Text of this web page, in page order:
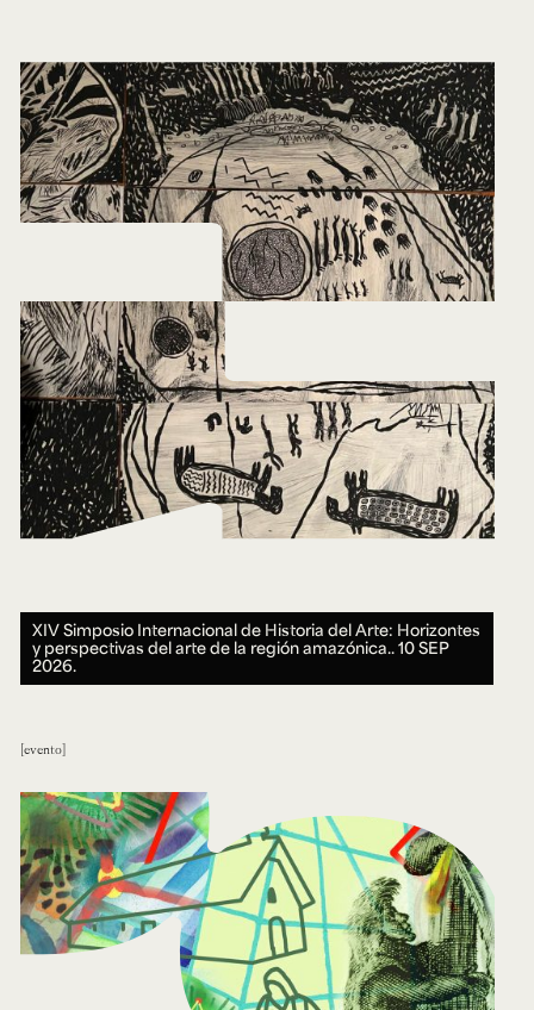
XIV Simposio Internacional de Historia del Arte: Horizontes
y perspectivas del arte de la región amazónica..10 SEP
2026.
evento